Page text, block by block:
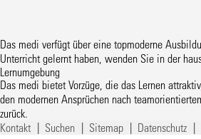
Das medi verfügt über eine topmoderne
Unterricht gelernt haben, wenden Sie in der
Lernumgebung
Das medi bietet Vorzüge, die das Lernen
den modernen Ansprüchen nach
zurück.
Kontakt | Suchen | Sitemap | Datenschutz |